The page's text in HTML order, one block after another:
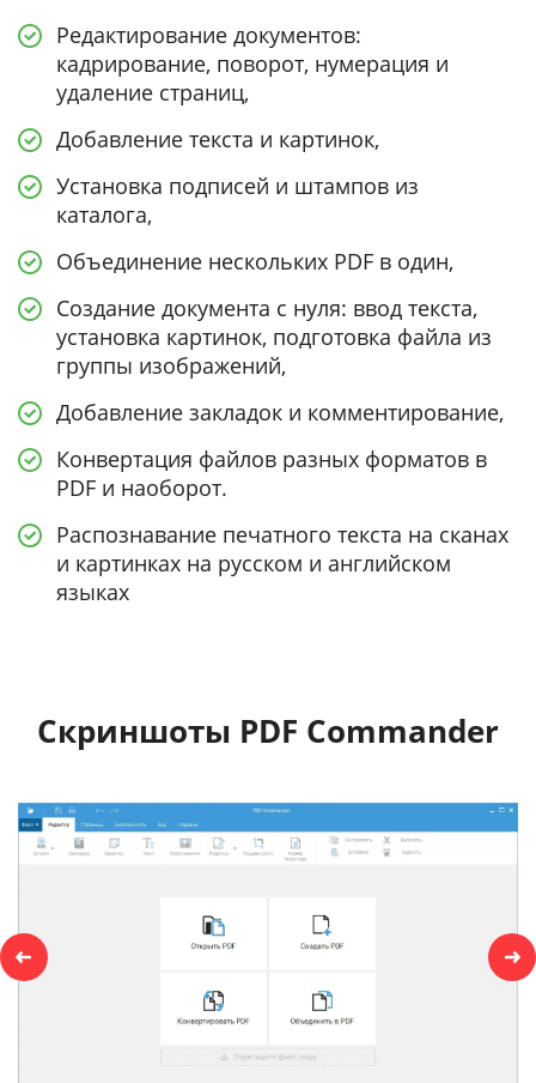
Редактирование документов:
кадрирование, поворот, нумерация и
удаление страниц,
Добавление текста и картинок,
Установка подписей и штампов из
каталога,
Объединение нескольких PDF в один,
Создание документа с нуля: ввод текста,
установка картинок, подготовка файла из
группы изображений,
Добавление закладок и комментирование,
Конвертация файлов разных форматов в
PDF и наоборот.
Распознавание печатного текста на сканах
и картинках на русском и английском
языках
Скриншоты PDF Commander